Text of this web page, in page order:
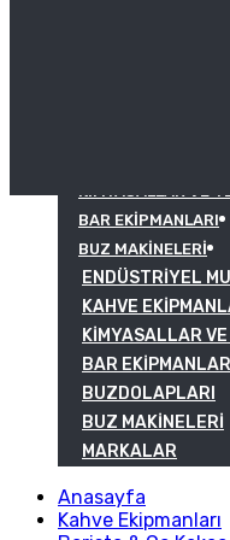
KIMYASALLAR VE
BAR EKIPMANLARI
BUZ MAKINELERI
ENDÜSTRIYEL
KAHVE
KIMYASALLAR
BAR EKIPMANLARI
BUZDOLAPLARI
BUZ MAKINELERI
MARKALAR
Anasayfa
Kahve Ekipmanları